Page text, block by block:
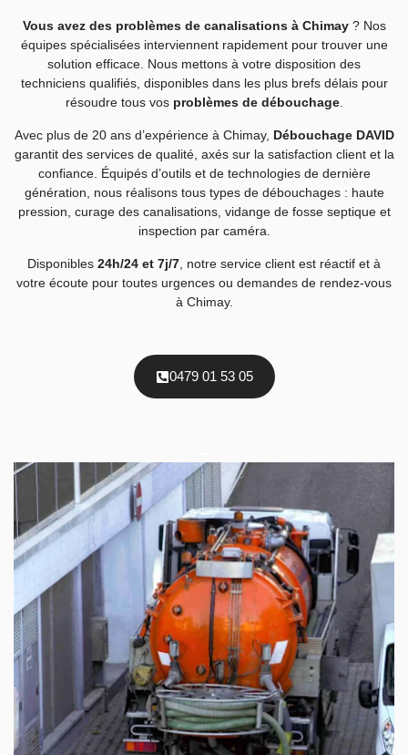
Vous avez des problèmes de canalisations à Chimay? Nos
équipes spécialisées interviennent rapidement pour trouver une
solution efficace. Nous mettons à votre disposition des
techniciens qualifiés, disponibles dans les plus brefs délais pour
résoudre tous vos problèmes de débouchage.
Avec plus de 20 ans d’expérience à Chimay, Débouchage DAVID
garantit des services de qualité, axés sur la satisfaction client et la
confiance. Équipés d’outils et de technologies de dernière
génération, nous réalisons tous types de débouchages : haute
pression, curage des canalisations, vidange de fosse septique et
inspection par caméra.
Disponibles 24h/24 et 7j/7, notre service client est réactif et à
votre écoute pour toutes urgences ou demandes de rendez-vous
à Chimay.
0479 01 53 05